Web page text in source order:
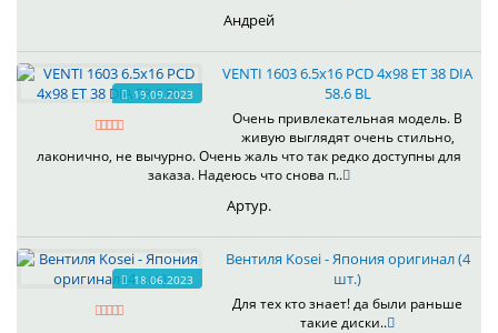
Андрей
19.09.2023
VENTI 1603 6.5x16 PCD 4x98 ET 38 DIA
58.6 BL
Очень привлекательная модель. В
живую выглядят очень стильно,
лаконично, не вычурно. Очень жаль что так редко доступны для
заказа. Надеюсь что снова п..
Артур.
18.06.2023
Вентиля Kosei - Япония оригинал (4
шт.)
Для тех кто знает! да были раньше
такие диски..